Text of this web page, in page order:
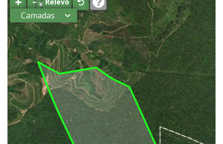
Camadas
Estados
Municípios
Terras
indígenas
(FUNAI)
UC Federal
UC Estaduais
UC
Municipais